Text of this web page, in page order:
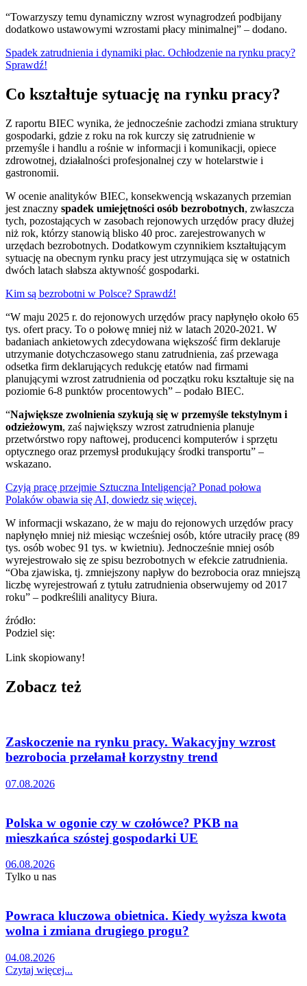
“Towarzyszy temu dynamiczny wzrost wynagrodzeń podbijany
dodatkowo ustawowymi wzrostami płacy minimalnej” – dodano.
Spadek zatrudnienia i dynamiki płac. Ochłodzenie na rynku pracy?
Sprawdź!
Co kształtuje sytuację na rynku pracy?
Z raportu BIEC wynika, że jednocześnie zachodzi zmiana struktury
gospodarki, gdzie z roku na rok kurczy się zatrudnienie w
przemyśle i handlu a rośnie w informacji i komunikacji, opiece
zdrowotnej, działalności profesjonalnej czy w hotelarstwie i
gastronomii.
W ocenie analityków BIEC, konsekwencją wskazanych przemian
jest znaczny spadek umiejętności osób bezrobotnych, zwłaszcza
tych, pozostających w zasobach rejonowych urzędów pracy dłużej
niż rok, którzy stanowią blisko 40 proc. zarejestrowanych w
urzędach bezrobotnych. Dodatkowym czynnikiem kształtującym
sytuację na obecnym rynku pracy jest utrzymująca się w ostatnich
dwóch latach słabsza aktywność gospodarki.
Kim są bezrobotni w Polsce? Sprawdź!
“W maju 2025 r. do rejonowych urzędów pracy napłynęło około 65
tys. ofert pracy. To o połowę mniej niż w latach 2020-2021. W
badaniach ankietowych zdecydowana większość firm deklaruje
utrzymanie dotychczasowego stanu zatrudnienia, zaś przewaga
odsetka firm deklarujących redukcję etatów nad firmami
planującymi wzrost zatrudnienia od początku roku kształtuje się na
poziomie 6-8 punktów procentowych” – podało BIEC.
“Największe zwolnienia szykują się w przemyśle tekstylnym i
odzieżowym, zaś największy wzrost zatrudnienia planuje
przetwórstwo ropy naftowej, producenci komputerów i sprzętu
optycznego oraz przemysł produkujący środki transportu” –
wskazano.
Czyją pracę przejmie Sztuczna Inteligencja? Ponad połowa
Polaków obawia się AI, dowiedz się więcej.
W informacji wskazano, że w maju do rejonowych urzędów pracy
napłynęło mniej niż miesiąc wcześniej osób, które utraciły pracę (89
tys. osób wobec 91 tys. w kwietniu). Jednocześnie mniej osób
wyrejestrowało się ze spisu bezrobotnych w efekcie zatrudnienia.
“Oba zjawiska, tj. zmniejszony napływ do bezrobocia oraz mniejszą
liczbę wyrejestrowań z tytułu zatrudnienia obserwujemy od 2017
roku” – podkreślili analitycy Biura.
źródło:
Podziel się:
Link skopiowany!
Zobacz też
Zaskoczenie na rynku pracy. Wakacyjny wzrost
bezrobocia przełamał korzystny trend
07.08.2026
Polska w ogonie czy w czołówce? PKB na
mieszkańca szóstej gospodarki UE
06.08.2026
Tylko u nas
Powraca kluczowa obietnica. Kiedy wyższa kwota
wolna i zmiana drugiego progu?
04.08.2026
Czytaj więcej...